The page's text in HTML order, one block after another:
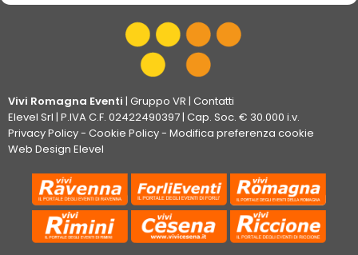
Vivi Romagna Eventi | Gruppo VR | Contatti
Elevel Srl | P.IVA C.F. 02422490397 | Cap. Soc. € 30.000 i.v.
Privacy Policy- Cookie Policy- Modifica preferenza cookie
Web Design Elevel